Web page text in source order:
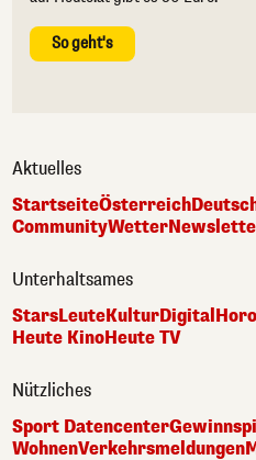
So geht's
Aktuelles
StartseiteÖsterreich
CommunityWetter
Unterhaltsames
StarsLeuteKulturDigital
Heute KinoHeute TV
Nützliches
Sport Datencenter
WohnenVerkehrsmeldungen